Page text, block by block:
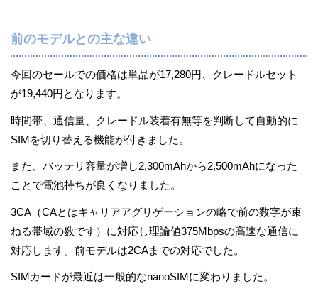
前のモデルとの主な違い
今回のセールでの価格は単品が17,280円、クレードルセット
が19,440円となります。
時間帯、通信量、クレードル装着有無等を判断して自動的に
SIMを切り替える機能が付きました。
また、バッテリ容量が増し2,300mAhから2,500mAhになった
ことで電池持ちが良くなりました。
3CA（CAとはキャリアアグリゲーションの略で前の数字が束
ねる帯域の数です）に対応し理論値375Mbpsの高速な通信に
対応します。前モデルは2CAまでの対応でした。
SIMカードが最近は一般的なnanoSIMに変わりました。